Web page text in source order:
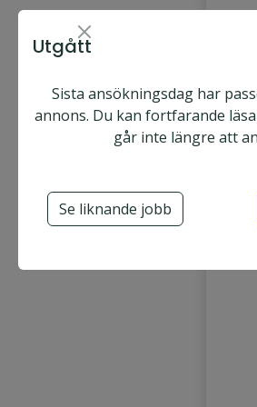
Utgått
Sista ansökningsdag har
annons. Du kan fortfarande
går inte längre att
Se liknande jobb